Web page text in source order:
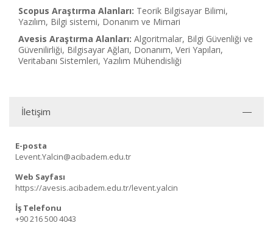
Scopus Araştırma Alanları: Teorik Bilgisayar Bilimi,
Yazılım, Bilgi sistemi, Donanım ve Mimari
Avesis Araştırma Alanları: Algoritmalar, Bilgi Güvenliği ve
Güvenilirliği, Bilgisayar Ağları, Donanım, Veri Yapıları,
Veritabanı Sistemleri, Yazılım Mühendisliği
İletişim
E-posta
Levent.Yalcin@acibadem.edu.tr
Web Sayfası
https://avesis.acibadem.edu.tr/levent.yalcin
İş Telefonu
+90 216 500 4043